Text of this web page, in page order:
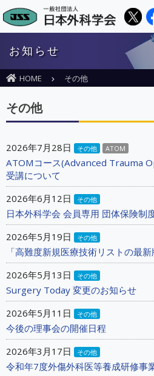
お知らせ
HOME その他
その他
2026年7月28日 その他 ATOM
ATOMコース(Advanced Trauma
受講について
2026年6月12日
その他
日本外科学会 会員専用 団体保険制
2026年5月19日
その他
「高難度新規医療技術リストの最新
2026年5月13日
その他
Surgery Today 変更のお知らせ
2026年5月11日
その他
今後の理事会の開催日程
2026年3月17日
その他
令和年7度外傷外科医等養成研修